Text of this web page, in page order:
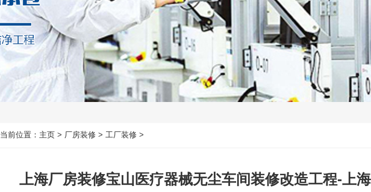
当前位置： 主页 > 厂房装修 >工厂装修 >
上海厂房装修宝山医疗器械无尘车间装修改造工程-上